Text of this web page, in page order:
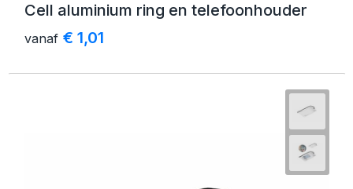
Cell aluminium ring en telefoonhouder
vanaf € 1,01